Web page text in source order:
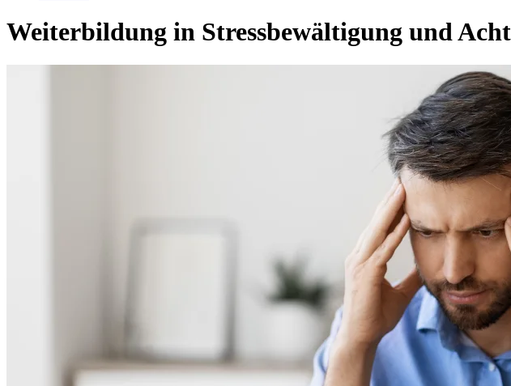
Weiterbildung in Stressbewältigung und